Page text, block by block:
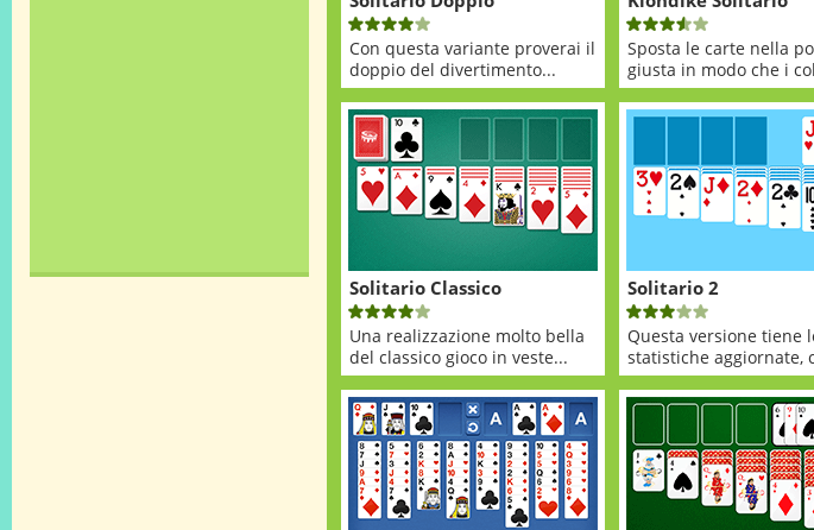
Con questa variante proverai il
doppio del divertimento...
Sposta le carte nella
giusta in modo che i
Solitario Classico
Una realizzazione molto bella
del classico gioco in veste...
Solitario 2
Questa versione tiene
statistiche aggiornate,